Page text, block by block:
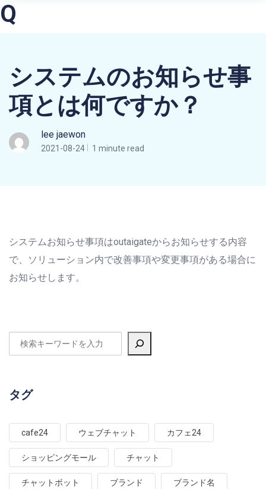
Q
システムのお知らせ事
項とは何ですか？
lee jaewon
2021-08-24 1 minute read
システムお知らせ事項はoutaigateからお知らせする内容
で、ソリューション内で改善事項や変更事項がある場合に
お知らせします。
タグ
cafe24 ウェブチャット カフェ24
ショッピングモール チャット
チャットボット ブランド ブランド名